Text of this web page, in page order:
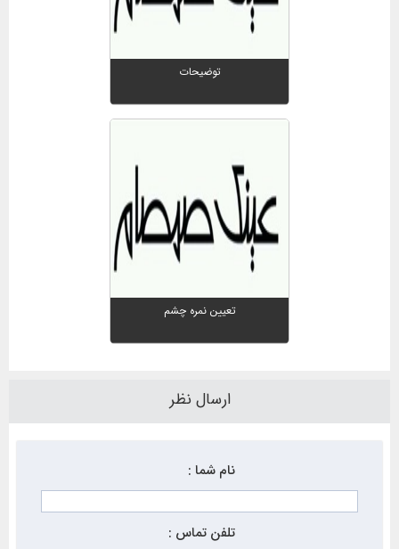
توضیحات
تعیین نمره چشم
ارسال نظر
نام شما :
تلفن تماس :